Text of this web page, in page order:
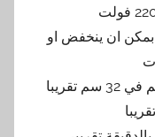
تقريبي بمكن ان ينخفض او